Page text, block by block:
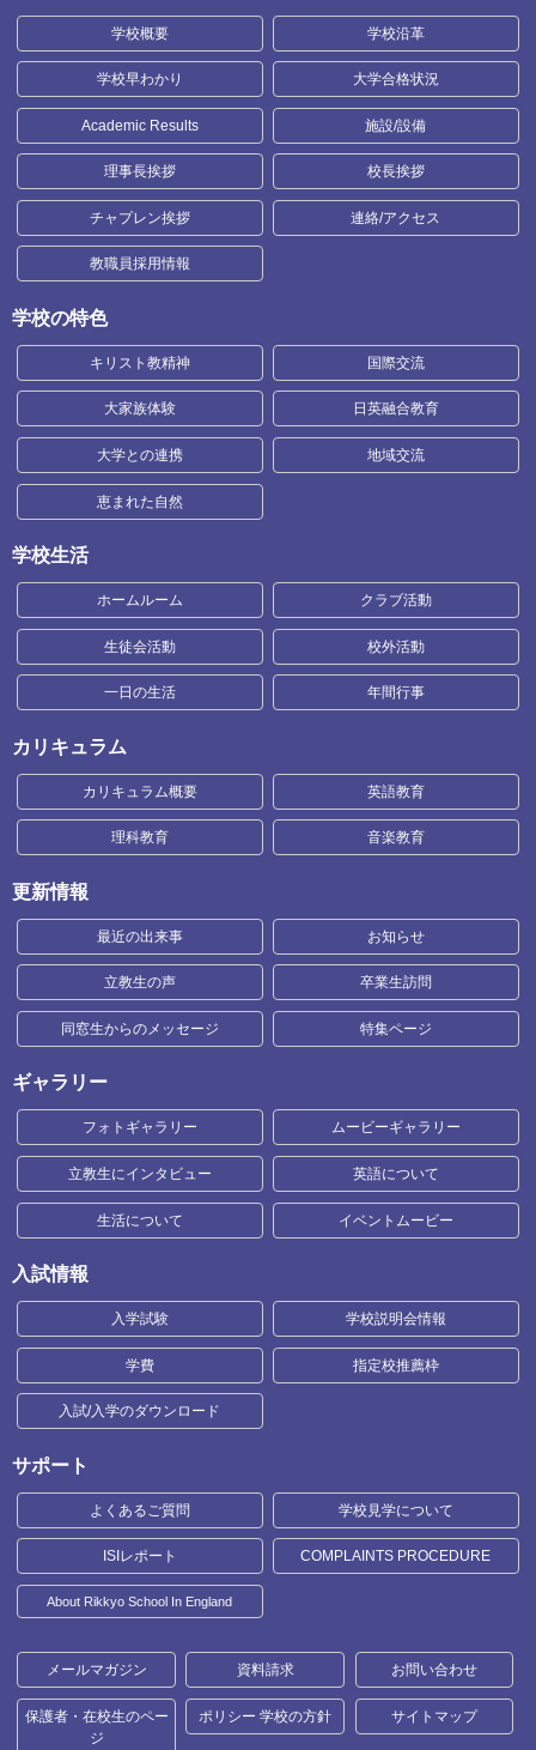
学校概要 学校沿革
学校早わかり 大学合格状況
Academic Results 施設/設備
理事長挨拶 校長挨拶
チャプレン挨拶 連絡/アクセス
教職員採用情報
学校の特色
キリスト教精神 国際交流
大家族体験 日英融合教育
大学との連携 地域交流
恵まれた自然
学校生活
ホームルーム クラブ活動
生徒会活動 校外活動
一日の生活 年間行事
カリキュラム
カリキュラム概要 英語教育
理科教育 音楽教育
更新情報
最近の出来事 お知らせ
立教生の声 卒業生訪問
同窓生からのメッセージ 特集ページ
ギャラリー
フォトギャラリー ムービーギャラリー
立教生にインタビュー 英語について
生活について イベントムービー
入試情報
入学試験 学校説明会情報
学費 指定校推薦枠
入試/入学のダウンロード
サポート
よくあるご質問 学校見学について
ISIレポート COMPLAINTS PROCEDURE
About Rikkyo School In England
メールマガジン 資料請求 お問い合わせ
保護者・在校生のペー
ジ
ポリシー 学校の方針 サイトマップ